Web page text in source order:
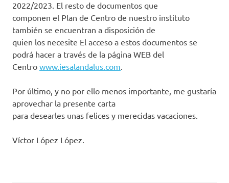
2022/2023. El resto de documentos que
componen el Plan de Centro de nuestro instituto
también se encuentran a disposición de
quien los necesite El acceso a estos documentos se
podrá hacer a través de la página WEB del
Centro www.iesalandalus.com.
Por último, y no por ello menos importante, me gustaría
aprovechar la presente carta
para desearles unas felices y merecidas vacaciones.
Víctor López López.